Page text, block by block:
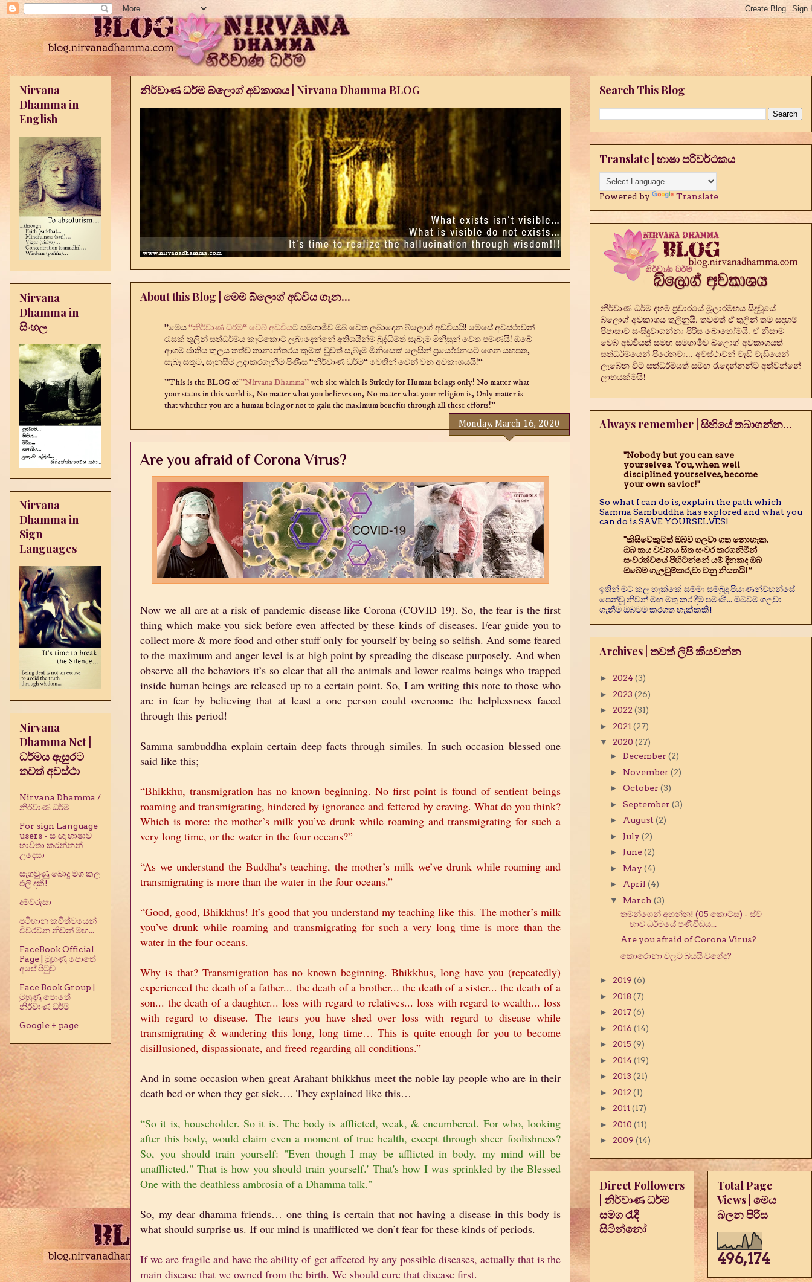
නිර්වාණ ධර්ම බ්ලොග් අවකාශය | Nirvana Dhamma BLOG
About this Blog | මෙම බ්ලොග් අඩවිය ගැන...
"මෙය“නිර්වාණ ධර්ම“ වෙබ් අඩවියට සමගාමීව ඔබ වෙත ලබාදෙන බ්ලොග් අඩවියයි! මෙසේ අවස්ථාවන්
රැසක් තුලින් සත්ධර්මය කැටිකොට ලබාදෙන්නේ අතිශයින්ම බුද්ධිමත් සැබෑම මිනිසුන් වෙත පමණයි! ඔබේ
ආගම ජාතිය කුලය තත්ව තානාන්තරය කුමක් වුවත් සැබෑම මිනිසෙක් ලෙසින් ප්‍රයෝජනයට ගෙන යහපත,
සැබෑ සතුට, සැනසීම උදාකරගැනීම පිණිස “නිර්වාණ ධර්ම“ වෙතින් වෙන් වන අවකාශයයි!“
"This is the BLOG of"Nirvana Dhamma"web site which is Strictly for Human beings only! No matter what
your status in this world is, No matter what you believes on, No matter what your religion is, Only matter is
that whether you are a human being or not to gain the maximum benefits through all these efforts!"
Monday, March 16, 2020
Are you afraid of Corona Virus?
Now we all are at a risk of pandemic disease like Corona (COVID 19). So, the fear is the first
thing which make you sick before even affected by these kinds of diseases. Fear guide you to
collect more & more food and other stuff only for yourself by being so selfish. And some feared
to the maximum and anger level is at high point by spreading the disease purposely. And when
observe all the behaviors it’s so clear that all the animals and lower realms beings who trapped
inside human beings are released up to a certain point. So, I am writing this note to those who
are in fear by believing that at least a one person could overcome the helplessness faced
through this period!
Samma sambuddha explain certain deep facts through similes. In such occasion blessed one
said like this;
“Bhikkhu, transmigration has no known beginning. No first point is found of sentient beings
roaming and transmigrating, hindered by ignorance and fettered by craving. What do you think?
Which is more: the mother’s milk you’ve drunk while roaming and transmigrating for such a
very long time, or the water in the four oceans?”
“As we understand the Buddha’s teaching, the mother’s milk we’ve drunk while roaming and
transmigrating is more than the water in the four oceans.”
“Good, good, Bhikkhus! It’s good that you understand my teaching like this. The mother’s milk
you’ve drunk while roaming and transmigrating for such a very long time is more than the
water in the four oceans.
Why is that? Transmigration has no known beginning. Bhikkhus, long have you (repeatedly)
experienced the death of a father... the death of a brother... the death of a sister... the death of a
son... the death of a daughter... loss with regard to relatives... loss with regard to wealth... loss
with regard to disease. The tears you have shed over loss with regard to disease while
transmigrating & wandering this long, long time… This is quite enough for you to become
disillusioned, dispassionate, and freed regarding all conditions.”
And in some occasion when great Arahant bhikkhus meet the noble lay people who are in their
death bed or when they get sick…. They explained like this…
“So it is, householder. So it is. The body is afflicted, weak, & encumbered. For who, looking
after this body, would claim even a moment of true health, except through sheer foolishness?
So, you should train yourself: "Even though I may be afflicted in body, my mind will be
unafflicted." That is how you should train yourself.' That's how I was sprinkled by the Blessed
One with the deathless ambrosia of a Dhamma talk."
So, my dear dhamma friends… one thing is certain that not having a disease in this body is
what should surprise us. If our mind is unafflicted we don’t fear for these kinds of periods.
If we are fragile and have the ability of get affected by any possible diseases, actually that is the
main disease that we owned from the birth. We should cure that disease first.
Nirvana
Dhamma in
English
Nirvana
Dhamma in
සිංහල
Nirvana
Dhamma in
Sign
Languages
Nirvana
Dhamma Net |
ධර්මය ඇසුරට
තවත් අවස්ථා
Nirvana Dhamma /
නිර්වාණ ධර්ම
For sign Language
users - සංඥා භාෂාව
භාවිතා කරන්නන්
උදෙසා
සැගවුණු බොදු මග කල
එලි දකී!
දම්වරුසා
පටිභාන කවීත්වයෙන්
විවරවන නිවන් මඟ...
FaceBook Official
Page | මුහුණු පොතේ
අපේ පිටුව
Face Book Group |
මුහුණු පොතේ
නිර්වාණ ධර්ම
Google + page
Search This Blog
Translate | භාෂා පරිවර්ථකය
Powered by Translate
නිර්වාණ ධර්ම දහම් ප්‍රචාරයේ මූලාරම්භය සිදුවූයේ
බ්ලොග් අවකාශය තුලිනුයි. තවමත් ඒ තුලින් තම සඳහම්
පිපාසාව සංසිඳුවාගන්නා පිරිස බොහෝමයි. ඒ නිසාම
වෙබ් අඩවියත් සමඟ සමගාමීව බ්ලොග් අවකාශයත්
සත්ධර්මයෙන් පිරෙනවා... අවස්ථාවන් වැඩි වැඩියෙන්
ලැබෙන විට සත්ධර්මයත් සමඟ රැඳෙන්නන්ට අත්වන්නේ
ලාභයක්මයි!
Always remember | සිහියේ තබාගන්න...
"Nobody but you can save
yourselves. You, when well
disciplined yourselves, become
your own savior!"
So what I can do is, explain the path which
Samma Sambuddha has explored and what you
can do is SAVE YOURSELVES!
"කිසිවෙකුටත් ඔබව ගලවා ගත නොහැක.
ඔබ කය වචනය සිත සංවර කරගනිමින්
සංවරත්වයේ පිහිටන්නේ යම් දිනකද ඔබ
ඔබේම ගැලවුම්කරුවා වනු නියතයි!“
ඉතින් මට කල හැක්කේ සම්මා සම්බුදු පියාණන්වහන්සේ
පෙන්වූ නිවන් මඟ මතු කර දීම පමණි... ඔබවම ගලවා
ගැනීම ඔබටම කරගත හැක්කකි!
Archives | තවත් ලිපි කියවන්න
► 2024 (3)
► 2023 (26)
► 2022 (31)
► 2021 (27)
▼ 2020 (27)
► December (2)
► November (2)
► October (3)
► September (3)
►
August (2)
► July (2)
► June(2)
► May (4)
►
April (4)
▼ March (3)
තමන්ගෙන් අහන්න! (05 කොටස) - ස්ව
භාව ධර්මයේ පණිවිඩය...
Are you afraid of Corona Virus?
කොරොනා වලට බයයි වගේද?
► 2019 (6)
► 2018 (7)
► 2017(6)
► 2016 (14)
► 2015 (9)
► 2014 (19)
► 2013 (21)
► 2012 (1)
► 2011 (17)
► 2010 (11)
► 2009 (14)
Direct Followers
| නිර්වාණ ධර්ම
සමග රැදී
සිටින්නෝ
Total Page
Views | මෙය
බලන පිරිස
496,174